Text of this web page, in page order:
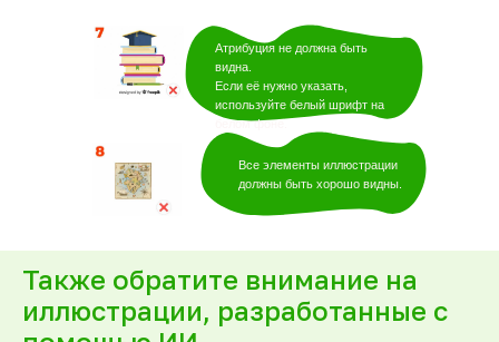
Атрибуция не должна быть
видна.
Если её нужно указать,
используйте белый шрифт на
белом фоне.
Все элементы иллюстрации
должны быть хорошо видны.
Также обратите внимание на
иллюстрации, разработанные с